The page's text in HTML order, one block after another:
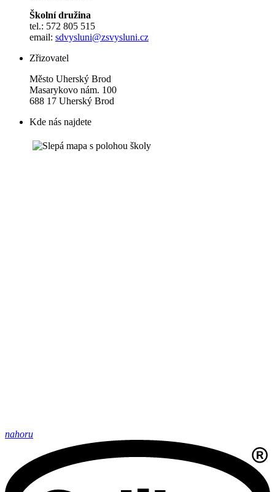
Školní družina
tel.: 572 805 515
email: sdvysluni@zsvysluni.cz
Zřizovatel
Město Uherský Brod
Masarykovo nám. 100
688 17 Uherský Brod
Kde nás najdete
nahoru